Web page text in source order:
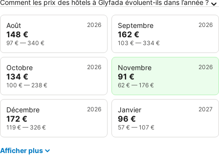
Comment les prix des hôtels à Glyfada évoluent-ils dans l’année ?
Août 2026
148 €
97 € — 340 €
Septembre 2026
162 €
103 € — 334 €
Octobre 2026
134 €
100 € — 238 €
Novembre 2026
91 €
62 € — 176 €
Décembre 2026
172 €
119 € — 326 €
Janvier 2027
96 €
57 € — 107 €
Afficher plus